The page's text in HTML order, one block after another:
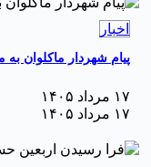
اخبار
پیام شهردار ماکلوان
۱۷ مرداد ۱۴۰۵
۱۷ مرداد ۱۴۰۵